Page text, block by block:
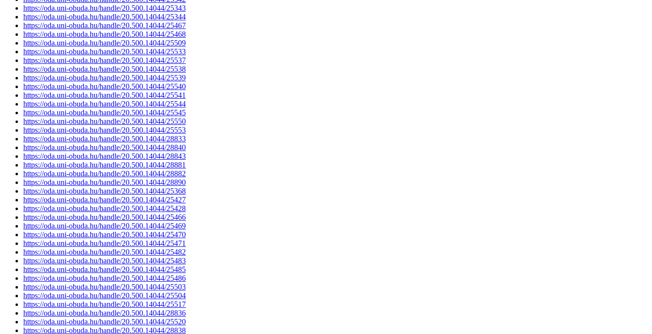
https://oda.uni-obuda.hu/handle/20.500.14044/25343
https://oda.uni-obuda.hu/handle/20.500.14044/25344
https://oda.uni-obuda.hu/handle/20.500.14044/25467
https://oda.uni-obuda.hu/handle/20.500.14044/25468
https://oda.uni-obuda.hu/handle/20.500.14044/25509
https://oda.uni-obuda.hu/handle/20.500.14044/25533
https://oda.uni-obuda.hu/handle/20.500.14044/25537
https://oda.uni-obuda.hu/handle/20.500.14044/25538
https://oda.uni-obuda.hu/handle/20.500.14044/25539
https://oda.uni-obuda.hu/handle/20.500.14044/25540
https://oda.uni-obuda.hu/handle/20.500.14044/25541
https://oda.uni-obuda.hu/handle/20.500.14044/25544
https://oda.uni-obuda.hu/handle/20.500.14044/25545
https://oda.uni-obuda.hu/handle/20.500.14044/25550
https://oda.uni-obuda.hu/handle/20.500.14044/25553
https://oda.uni-obuda.hu/handle/20.500.14044/28833
https://oda.uni-obuda.hu/handle/20.500.14044/28840
https://oda.uni-obuda.hu/handle/20.500.14044/28843
https://oda.uni-obuda.hu/handle/20.500.14044/28881
https://oda.uni-obuda.hu/handle/20.500.14044/28882
https://oda.uni-obuda.hu/handle/20.500.14044/28890
https://oda.uni-obuda.hu/handle/20.500.14044/25368
https://oda.uni-obuda.hu/handle/20.500.14044/25427
https://oda.uni-obuda.hu/handle/20.500.14044/25428
https://oda.uni-obuda.hu/handle/20.500.14044/25466
https://oda.uni-obuda.hu/handle/20.500.14044/25469
https://oda.uni-obuda.hu/handle/20.500.14044/25470
https://oda.uni-obuda.hu/handle/20.500.14044/25471
https://oda.uni-obuda.hu/handle/20.500.14044/25482
https://oda.uni-obuda.hu/handle/20.500.14044/25483
https://oda.uni-obuda.hu/handle/20.500.14044/25485
https://oda.uni-obuda.hu/handle/20.500.14044/25486
https://oda.uni-obuda.hu/handle/20.500.14044/25503
https://oda.uni-obuda.hu/handle/20.500.14044/25504
https://oda.uni-obuda.hu/handle/20.500.14044/25517
https://oda.uni-obuda.hu/handle/20.500.14044/28836
https://oda.uni-obuda.hu/handle/20.500.14044/25520
https://oda.uni-obuda.hu/handle/20.500.14044/28838